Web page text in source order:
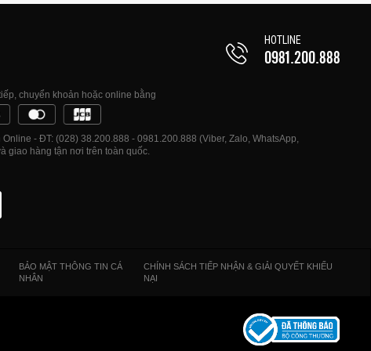
HOTLINE
0981.200.888
chuyển khoản hoặc online bằng
- ĐT: (028) 38.200.888 - 0981.200.888 (Viber, Zalo, WhatsApp,
giao hàng tận nơi trên toàn quốc.
BẢO MẬT THÔNG TIN CÁ
NHÂN
CHÍNH SÁCH TIẾP NHẬN & GIẢI QUYẾT KHIẾU
NẠI